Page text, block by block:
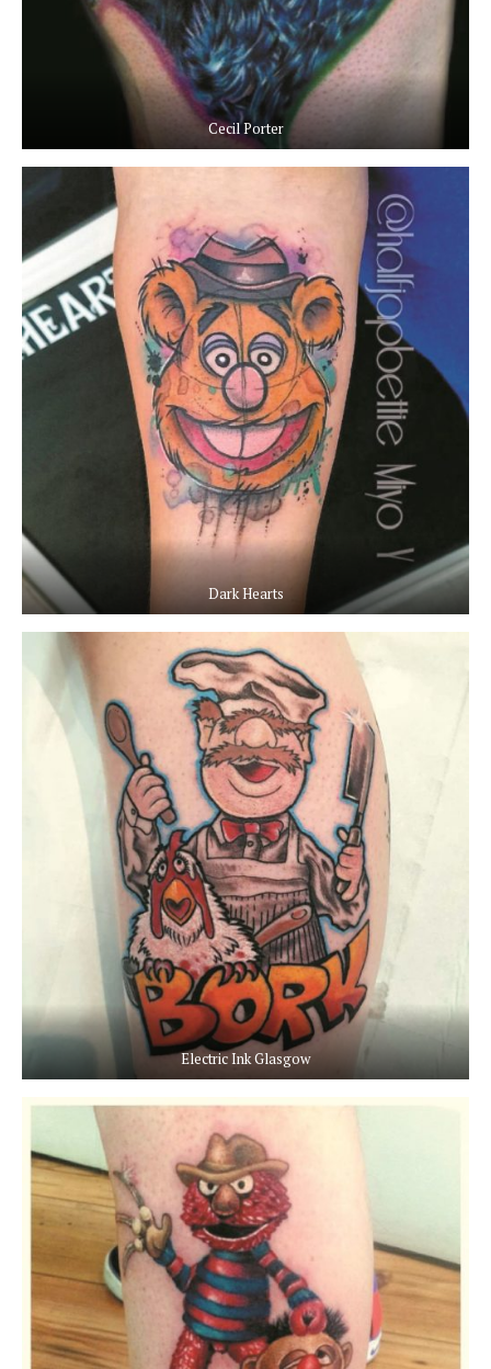
Cecil Porter
Dark Hearts
Electric Ink Glasgow